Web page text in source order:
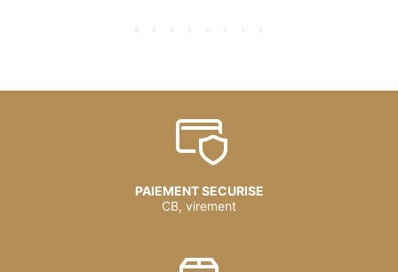
PAIEMENT SECURISE
CB, virement